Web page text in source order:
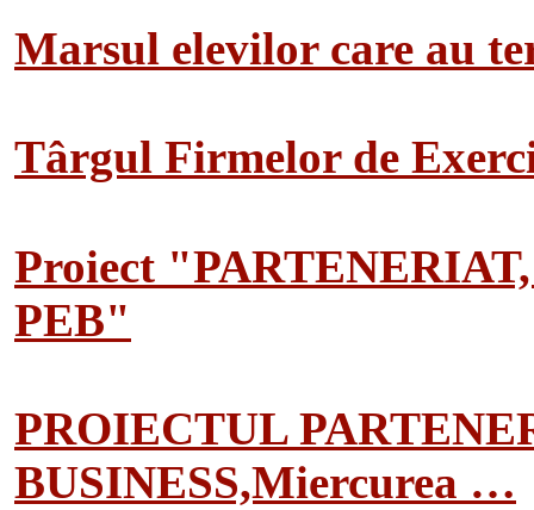
Marsul elevilor care au
Târgul Firmelor de
Proiect
PEB"
PROIECTUL
BUSINESS,Miercurea …